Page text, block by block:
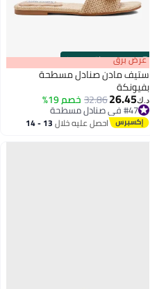
00m:00s
·باقي 100%
2
عرض برق
ستيف مادن صنادل مسطحة
بفيونكة
د.ك‏26.45
32.86خصم 19%
#47 في صنادل مسطحة
#47 في صنادل مسطحة احصل عليه خلال 13 - 14